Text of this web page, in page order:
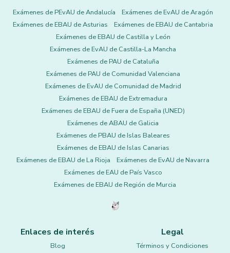
Exámenes de PEvAU de Andalucía
Exámenes de EvAU de Aragón
Exámenes de EBAU de Asturias
Exámenes de EBAU de Cantabria
Exámenes de EBAU de Castilla y León
Exámenes de EvAU de Castilla-La Mancha
Exámenes de PAU de Cataluña
Exámenes de PAU de Comunidad Valenciana
Exámenes de EvAU de Comunidad de Madrid
Exámenes de EBAU de Extremadura
Exámenes de EBAU de Fuera de España (UNED)
Exámenes de ABAU de Galicia
Exámenes de PBAU de Islas Baleares
Exámenes de EBAU de Islas Canarias
Exámenes de EBAU de La Rioja
Exámenes de EvAU de Navarra
Exámenes de EAU de País Vasco
Exámenes de EBAU de Región de Murcia
Enlaces de interés
Blog
Legal
Términos y Condiciones